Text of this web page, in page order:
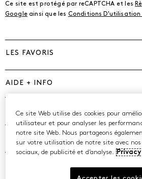
Ce site est protégé par reCAPTCHA et les
Googleainsi que les Conditions D'utilisation
LES FAVORIS
AIDE + INFO
MARQUES
Ce site Web utilise des cookies pour
utilisateur et pour analyser les
notre site Web. Nous partageons
sur votre utilisation de notre site avec
sociaux, de publicité et d’analyse.